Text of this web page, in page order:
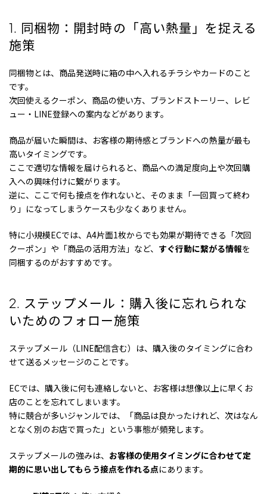
1. 同梱物：開封時の「高い熱量」を捉える
施策
同梱物とは、商品発送時に箱の中へ入れるチラシやカードのこと
です。
次回使えるクーポン、商品の使い方、ブランドストーリー、レビ
ュー・LINE登録への案内などがあります。
商品が届いた瞬間は、お客様の期待感とブランドへの熱量が最も
高いタイミングです。
ここで適切な情報を届けられると、商品への満足度向上や次回購
入への興味付けに繋がります。
逆に、ここで何も接点を作れないと、そのまま「一回買って終わ
り」になってしまうケースも少なくありません。
特に小規模ECでは、A4片面1枚からでも効果が期待できる「次回
クーポン」や「商品の活用方法」など、 すぐ行動に繋がる情報を
同梱するのがおすすめです。
2. ステップメール：購入後に忘れられな
いためのフォロー施策
ステップメール（LINE配信含む）は、購入後のタイミングに合わ
せて送るメッセージのことです。
ECでは、購入後に何も連絡しないと、お客様は想像以上に早くお
店のことを忘れてしまいます。
特に競合が多いジャンルでは、「商品は良かったけれど、次はなん
となく別のお店で買った」という事態が頻発します。
ステップメールの強みは、 お客様の使用タイミングに合わせて定
期的に思い出してもらう接点を作れる点にあります。